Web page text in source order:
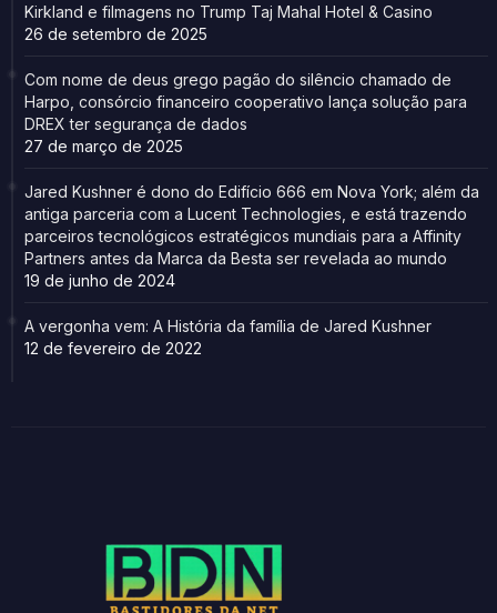
Kirkland e filmagens no Trump Taj Mahal Hotel & Casino
26 de setembro de 2025
Com nome de deus grego pagão do silêncio chamado de
Harpo, consórcio financeiro cooperativo lança solução para
DREX ter segurança de dados
27 de março de 2025
Jared Kushner é dono do Edifício 666 em Nova York; além da
antiga parceria com a Lucent Technologies, e está trazendo
parceiros tecnológicos estratégicos mundiais para a Affinity
Partners antes da Marca da Besta ser revelada ao mundo
19 de junho de 2024
A vergonha vem: A História da família de Jared Kushner
12 de fevereiro de 2022